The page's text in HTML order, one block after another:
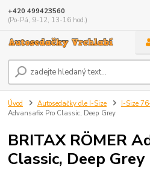
+420 499423560
(Po-Pá, 9-12, 13-16 hod.)
Úvod Autosedačky dle I-Size I-Size
Advansafix Pro Classic, Deep Grey
BRITAX RÖMER
Classic, Deep Grey